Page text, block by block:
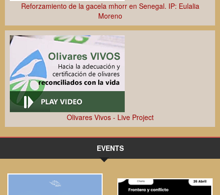
Reforzamiento de la gacela mhorr en Senegal. IP: Eulalia
Moreno
Olivares Vivos - Live Project
EVENTS